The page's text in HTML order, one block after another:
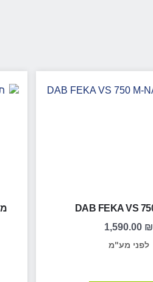
DAB FEKA VS
1,590.00 ₪
לפני מע"מ